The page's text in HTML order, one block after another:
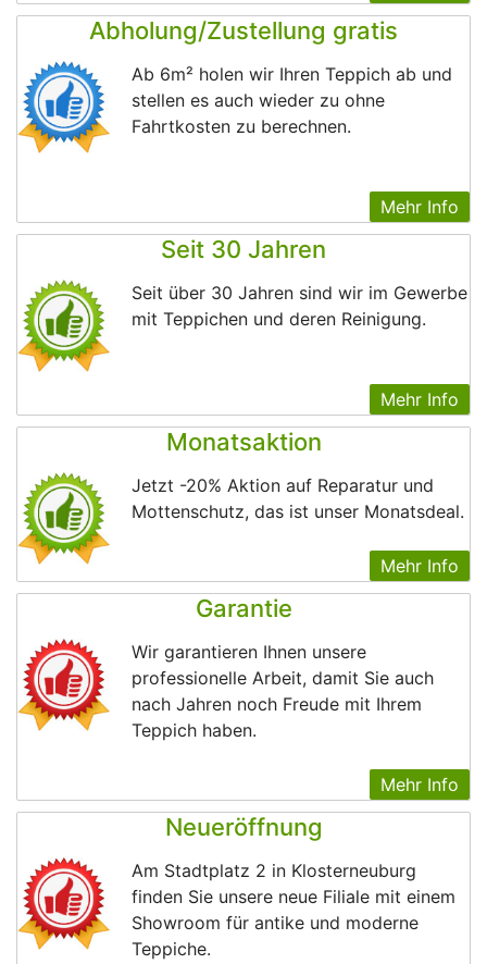
Abholung/Zustellung gratis
Ab 6m² holen wir Ihren Teppich ab und
stellen es auch wieder zu ohne
Fahrtkosten zu berechnen.
Mehr Info
Seit 30 Jahren
Seit über 30 Jahren sind wir im Gewerbe
mit Teppichen und deren Reinigung.
Mehr Info
Monatsaktion
Jetzt -20% Aktion auf Reparatur und
Mottenschutz, das ist unser Monatsdeal.
Mehr Info
Garantie
Wir garantieren Ihnen unsere
professionelle Arbeit, damit Sie auch
nach Jahren noch Freude mit Ihrem
Teppich haben.
Mehr Info
Neueröffnung
Am Stadtplatz 2 in Klosterneuburg
finden Sie unsere neue Filiale mit einem
Showroom für antike und moderne
Teppiche.